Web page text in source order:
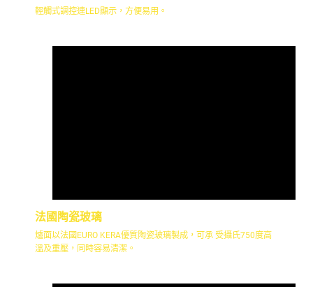
輕觸式調控連LED顯示，方便易用。
法國陶瓷玻璃
爐面以法國EURO KERA優質陶瓷玻璃製成，可承 受攝氏750度高
溫及重壓，同時容易清潔。